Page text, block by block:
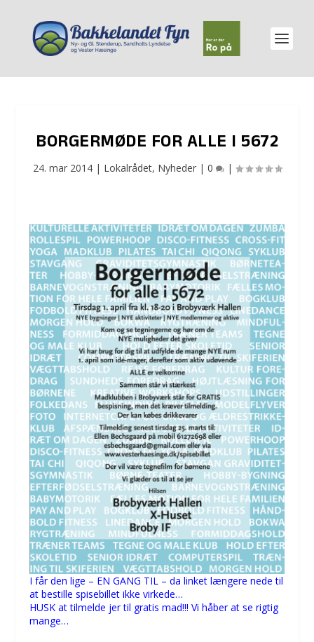
BORGERMØDE FOR ALLE I 5672
24. mar 2014| Lokalrådet, Nyheder| 0 |
I får den lige – EN GANG TIL – da linket længere nede til
at bestille spisebillet ikke virkede…
HUSK at tilmelde jer til gratis mad!!! Vi håber at se rigtig
mange…